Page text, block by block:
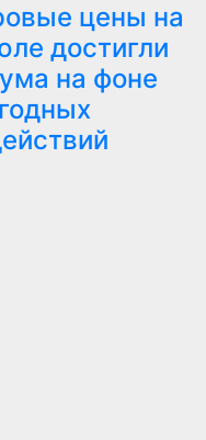
цены на
достигли
на фоне